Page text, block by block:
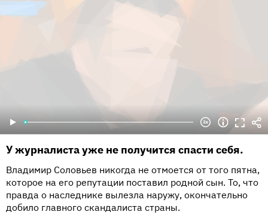
У журналиста уже не получится спасти себя.
Владимир Соловьев никогда не отмоется от того пятна,
которое на его репутации поставил родной сын. То, что
правда о наследнике вылезла наружу, окончательно
добило главного скандалиста страны.